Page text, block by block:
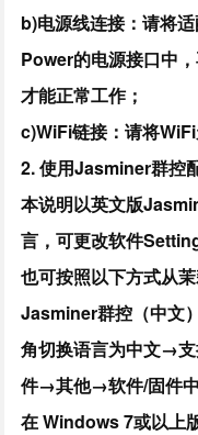
b)电源线连接：请将
Power的电源接口中
才能正常工作；
c)WiFi链接：请将WiFi
2. 使用Jasminer群控
本说明以英文版
言，可更改软件
也可按照以下方式从
Jasminer群控（中文
角切换语言为中文→
件→其他→软件/固件
在 Windows 7或以上